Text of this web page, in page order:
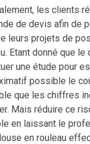
les clients
de devis afin de
leurs projets de
Etant donné que
une étude pour
possible le
que les chiffres
Mais réduire ce
en laissant le
en rouleau